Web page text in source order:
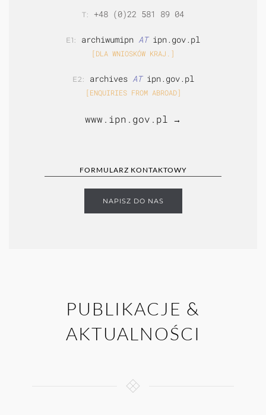
T: +48 (0)22 581 89 04
E1: archiwumipn AT ipn.gov.pl
[DLA WNIOSKÓW KRAJ.]
E2: archives AT ipn.gov.pl
[ENQUIRIES FROM ABROAD]
www.ipn.gov.pl →
FORMULARZ KONTAKTOWY
NAPISZ DO NAS
PUBLIKACJE &
AKTUALNOŚCI